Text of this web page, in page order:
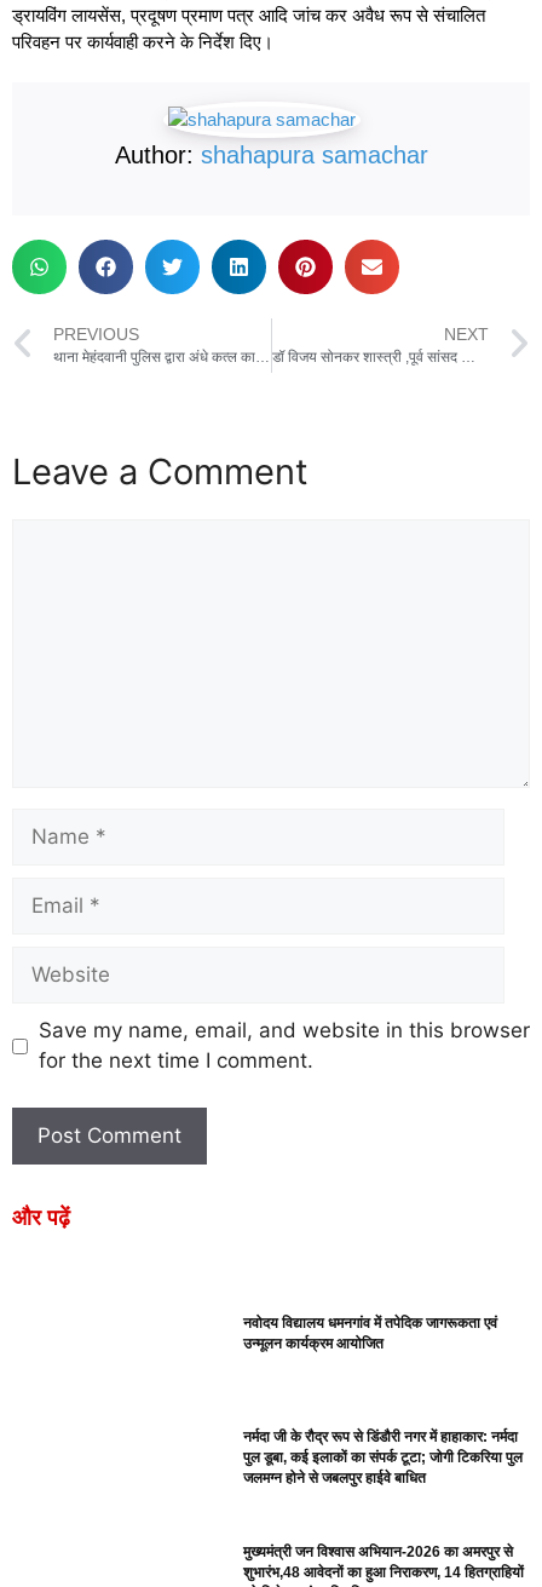
ड्रायविंग लायसेंस, प्रदूषण प्रमाण पत्र आदि जांच कर अवैध रूप से संचालित
परिवहन पर कार्यवाही करने के निर्देश दिए।
Author: shahapura samachar
PREVIOUS
थाना मेहंदवानी पुलिस द्वारा अंधे कत्ल का खुलासा – चार आरोपी गिरफ्तार,भेजा जेल
NEXT
डॉ विजय सोनकर शास्त्री ,पूर्व सांसद काशी एवं पूर्व अध्यक्ष अ.जा.एवं अ.ज.जा. राष्ट्रीय आयोग (भारत सरकार) ने किया जनजाति कल्याण केंद्र बरगाव का भ्रमण
Leave a Comment
Save my name, email, and website in this browser
for the next time I comment.
और पढ़ें
नवोदय विद्यालय धमनगांव में तपेदिक जागरूकता एवं
उन्मूलन कार्यक्रम आयोजित
नर्मदा जी के रौद्र रूप से डिंडौरी नगर में हाहाकार: नर्मदा
पुल डूबा, कई इलाकों का संपर्क टूटा; जोगी टिकरिया पुल
जलमग्न होने से जबलपुर हाईवे बाधित
मुख्यमंत्री जन विश्वास अभियान-2026 का अमरपुर से
शुभारंभ,48 आवेदनों का हुआ निराकरण, 14 हितग्राहियों